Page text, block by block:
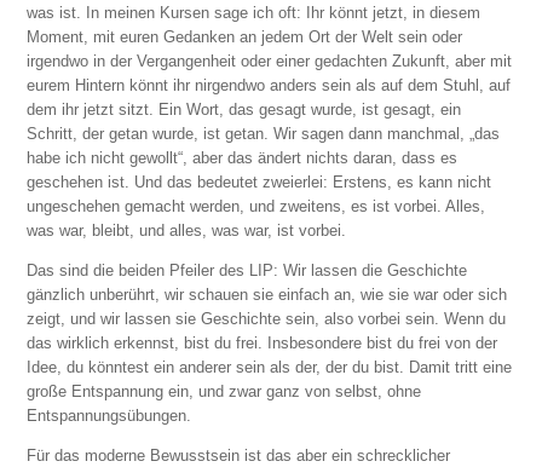
was ist. In meinen Kursen sage ich oft: Ihr könnt jetzt, in diesem
Moment, mit euren Gedanken an jedem Ort der Welt sein oder
irgendwo in der Vergangenheit oder einer gedachten Zukunft, aber mit
eurem Hintern könnt ihr nirgendwo anders sein als auf dem Stuhl, auf
dem ihr jetzt sitzt. Ein Wort, das gesagt wurde, ist gesagt, ein
Schritt, der getan wurde, ist getan. Wir sagen dann manchmal, „das
habe ich nicht gewollt“, aber das ändert nichts daran, dass es
geschehen ist. Und das bedeutet zweierlei: Erstens, es kann nicht
ungeschehen gemacht werden, und zweitens, es ist vorbei. Alles,
was war, bleibt, und alles, was war, ist vorbei.
Das sind die beiden Pfeiler des LIP: Wir lassen die Geschichte
gänzlich unberührt, wir schauen sie einfach an, wie sie war oder sich
zeigt, und wir lassen sie Geschichte sein, also vorbei sein. Wenn du
das wirklich erkennst, bist du frei. Insbesondere bist du frei von der
Idee, du könntest ein anderer sein als der, der du bist. Damit tritt eine
große Entspannung ein, und zwar ganz von selbst, ohne
Entspannungsübungen.
Für das moderne Bewusstsein ist das aber ein schrecklicher